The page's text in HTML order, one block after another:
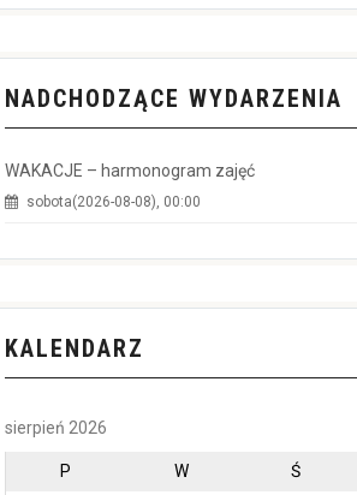
NADCHODZĄCE WYDARZENIA
WAKACJE – harmonogram zajęć
sobota(2026-08-08), 00:00
KALENDARZ
sierpień 2026
P W Ś